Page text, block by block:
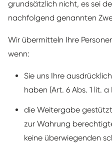
grundsätzlich nicht, es sei
nachfolgend genannten
Wir übermitteln Ihre
wenn:
Sie uns Ihre
haben (Art. 6 Abs. 1 lit. a
die Weitergabe gestützt
zur Wahrung
keine überwiegenden